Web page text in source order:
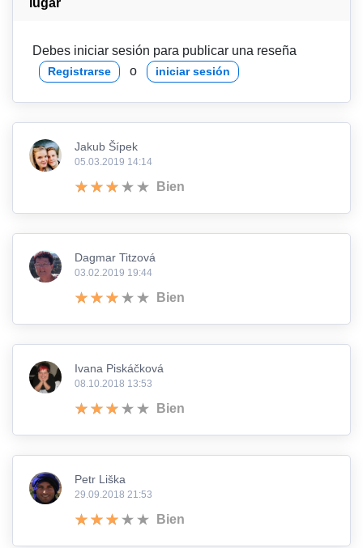
Debes iniciar sesión para publicar una reseña
Registrarse o iniciar sesión
Jakub Šípek
05.03.2019 14:14
Bien
Dagmar Titzová
03.02.2019 19:44
Bien
Ivana Piskáčková
08.10.2018 13:53
Bien
Petr Liška
29.09.2018 21:53
Bien